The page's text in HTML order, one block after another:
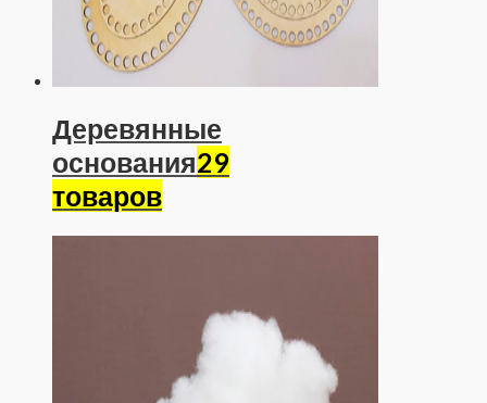
Деревянные
основания29
товаров